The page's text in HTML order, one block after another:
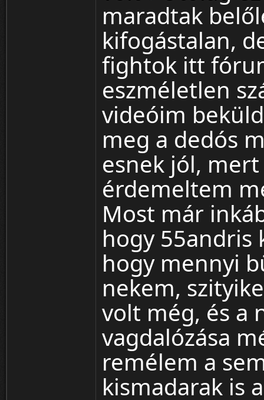
maradtak
kifogástalan,
fightok itt
eszméletlen
videóim
meg a dedós
esnek jól,
érdemeltem
Most már
hogy 55andris
hogy mennyi
nekem,
volt még, és a
vagdalózása
remélem a
kismadarak is